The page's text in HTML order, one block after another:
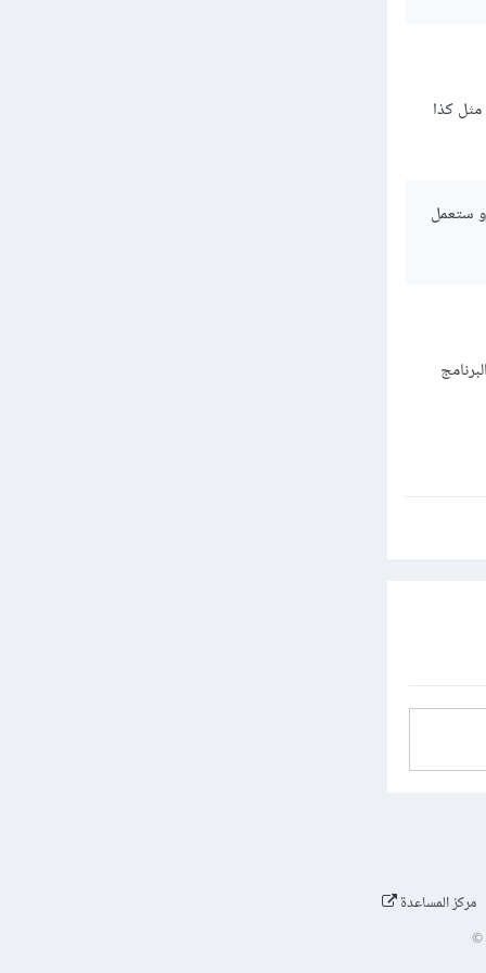
كذا
و ستعمل
مركز المساعدة
©